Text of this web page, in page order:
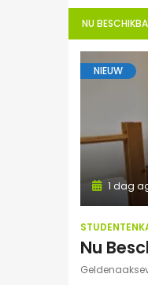
NU
NIEUW
1 dag